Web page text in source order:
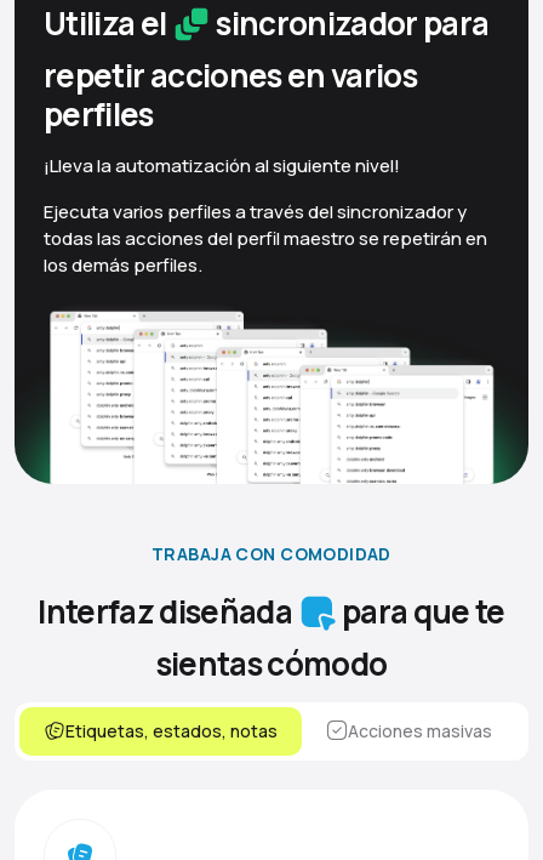
Utiliza el
sincronizador para
repetir acciones en varios
perfiles
¡Lleva la automatización al siguiente nivel!
Ejecuta varios perfiles a través del sincronizador y
todas las acciones del perfil maestro se repetirán en
los demás perfiles.
TRABAJA CON COMODIDAD
Interfaz diseñada
para que te
sientas cómodo
Etiquetas, estados, notas Acciones masivas